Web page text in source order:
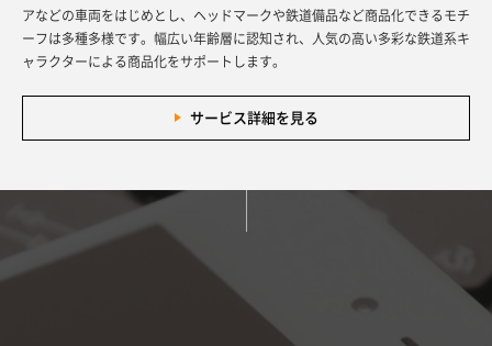
アなどの車両をはじめとし、ヘッドマークや鉄道備品など商品化できるモチ
ーフは多種多様です。幅広い年齢層に認知され、人気の高い多彩な鉄道系キ
ャラクターによる商品化をサポートします。
サービス詳細を見る